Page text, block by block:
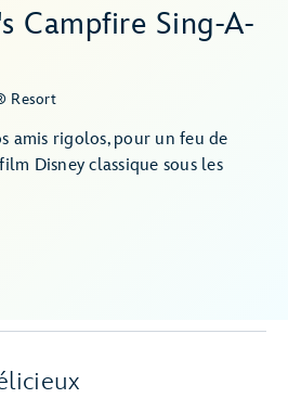
Campfire Sing-A-
Resort
amis rigolos, pour un feu de
Disney classique sous les